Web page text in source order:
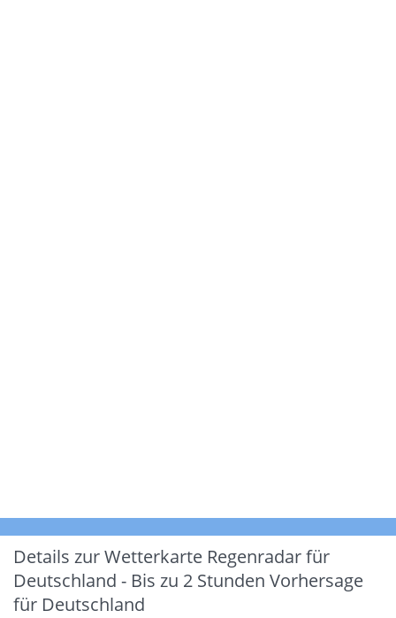
Details zur Wetterkarte Regenradar für
Deutschland - Bis zu 2 Stunden Vorhersage
für Deutschland